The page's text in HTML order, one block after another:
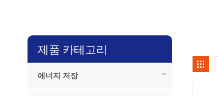
제품 카테고리
에너지 저장